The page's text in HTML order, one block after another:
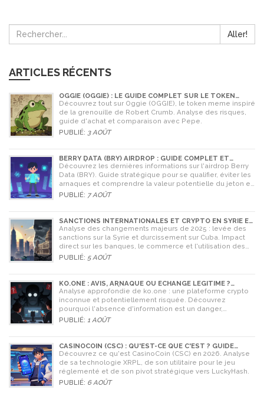
Aller!
ARTICLES RÉCENTS
OGGIE (OGGIE) : LE GUIDE COMPLET SUR LE TOKEN
MEME DE LA GRENOUILLE
Découvrez tout sur Oggie (OGGIE), le token meme inspiré
de la grenouille de Robert Crumb. Analyse des risques,
guide d'achat et comparaison avec Pepe.
PUBLIÉ: 3 AOÛT
BERRY DATA (BRY) AIRDROP : GUIDE COMPLET ET
STRATÉGIES POUR NE RIEN RATER
Découvrez les dernières informations sur l'airdrop Berry
Data (BRY). Guide stratégique pour se qualifier, éviter les
arnaques et comprendre la valeur potentielle du jeton en
2026.
PUBLIÉ: 7 AOÛT
SANCTIONS INTERNATIONALES ET CRYPTO EN SYRIE ET
CUBA : L'IMPACT MAJEUR DE 2025
Analyse des changements majeurs de 2025 : levée des
sanctions sur la Syrie et durcissement sur Cuba. Impact
direct sur les banques, le commerce et l'utilisation des
cryptomonnaies comme Bitcoin.
PUBLIÉ: 5 AOÛT
KO.ONE : AVIS, ARNAQUE OU ÉCHANGE LÉGITIME ?
ANALYSE COMPLÈTE
Analyse approfondie de ko.one : une plateforme crypto
inconnue et potentiellement risquée. Découvrez
pourquoi l'absence d'information est un danger,
comparez avec Coinone et apprenez à vérifier la sécurité
PUBLIÉ: 1 AOÛT
CASINOCOIN (CSC) : QU'EST-CE QUE C'EST ? GUIDE
COMPLET, TOKENOMICS ET AVENIR EN 2026
Découvrez ce qu'est CasinoCoin (CSC) en 2026. Analyse
de sa technologie XRPL, de son utilitaire pour le jeu
réglementé et de son pivot stratégique vers LuckyHash.
PUBLIÉ: 6 AOÛT